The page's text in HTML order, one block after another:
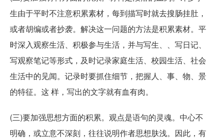
生由于平时不注意积累素材，每到描写时就去搜肠挂肚，
或者胡编或者抄袭。解决这一问题的方法是积累素材。平
时深入观察生活、积极参与生活，并与写生、、写日记、
写观察笔记等形式，及时记录家庭生活、校园生活、社会
生活中的见闻。记录时要抓住细节，把握人、事、物、景
的特征。这 样，写出的文字就有血有肉。
(三)要加强思想方面的积累。观点是语句的灵魂。中心不
明确，或立意不深刻，往往说明作者思想肤浅。因此，有